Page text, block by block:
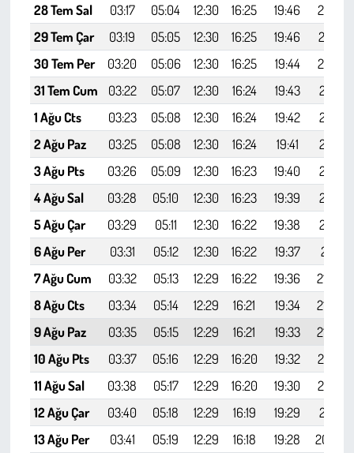
28 Tem Sal
03:17 05:04 12:30 16:25 19:46
21:25
29 Tem Çar
03:19 05:05 12:30 16:25 19:46
21:24
30 Tem Per
03:20 05:06 12:30 16:25 19:44
21:22
31 Tem Cum
03:22 05:07 12:30 16:24 19:43
21:21
1 Ağu Cts
03:23 05:08 12:30 16:24 19:42
21:19
2 Ağu Paz
03:25 05:08 12:30 16:24 19:41
21:18
3 Ağu Pts
03:26 05:09 12:30 16:23 19:40
21:16
4 Ağu Sal
03:28 05:10 12:30 16:23 19:39
21:14
5 Ağu Çar
03:29 05:11 12:30 16:22 19:38
21:13
6 Ağu Per
03:31 05:12 12:30 16:22 19:37
21:11
7 Ağu Cum
03:32 05:13 12:29 16:22 19:36
21:09
8 Ağu Cts
03:34 05:14 12:29 16:21 19:34
21:08
9 Ağu Paz
03:35 05:15 12:29 16:21 19:33
21:06
10 Ağu Pts
03:37 05:16 12:29 16:20 19:32
21:04
11 Ağu Sal
03:38 05:17 12:29 16:20 19:30
21:02
12 Ağu Çar
03:40 05:18 12:29 16:19 19:29
21:01
13 Ağu Per
03:41 05:19 12:29 16:18 19:28
20:59